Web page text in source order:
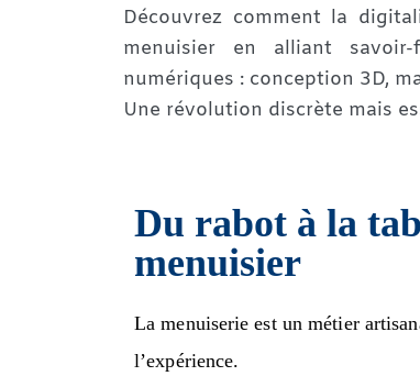
Découvrez comment la
menuisier en alliant
numériques : conception 3D,
Une révolution discrète mais
Du rabot à la
menuisier
La menuiserie est un métier
l’expérience.